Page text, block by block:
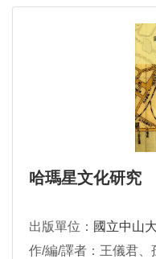
哈瑪星文化研究
出版單位： 國立中山
作/編/譯者：王儀君、